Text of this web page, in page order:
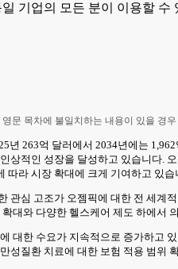
기업의 모든 분이 이용할 수
문 목차에 불일치하는 내용이 있을 경
년 263억 달러에서 2034년에는
상적인 성장을 달성하고 있습니다.
따라 시장 확대에 크게 기여하고 있습
관심 고조가 오젬픽에 대한 전 세계
대와 다양한 헬스케어 제도 하에서
대한 수요가 지속적으로 증가하고
성질환 치료에 대한 보험 적용 범위